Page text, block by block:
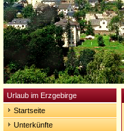
Urlaub im Erzgebirge
Startseite
Unterkünfte